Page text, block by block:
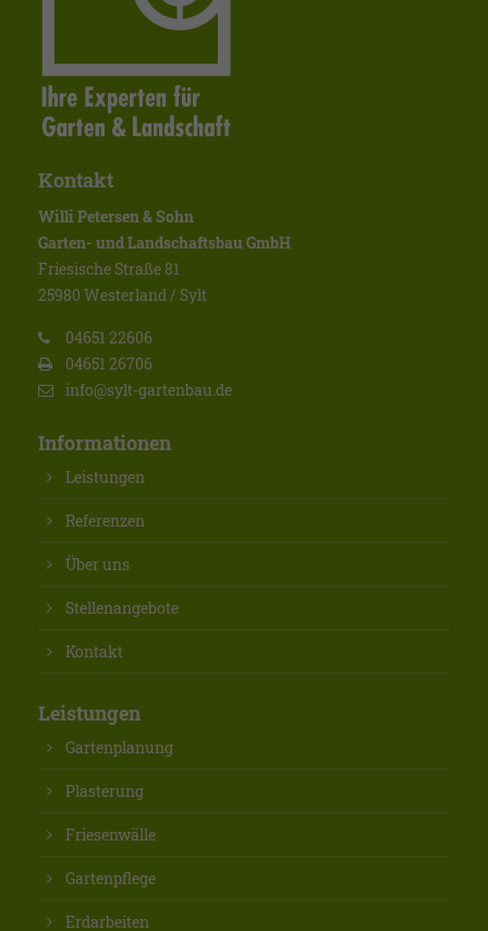
Kontakt
Willi Petersen & Sohn
Garten- und Landschaftsbau GmbH
Friesische Straße 81
25980 Westerland / Sylt
04651 22606
04651 26706
info@sylt-gartenbau.de
Informationen
Leistungen
Referenzen
Über uns
Stellenangebote
Kontakt
Leistungen
Gartenplanung
Plasterung
Friesenwälle
Gartenpflege
Erdarbeiten